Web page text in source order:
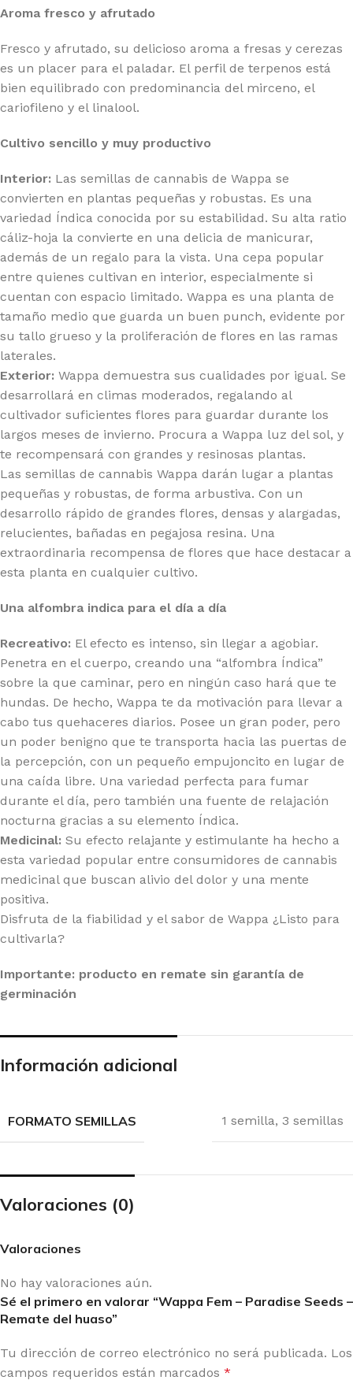
Aroma fresco y afrutado
Fresco y afrutado, su delicioso aroma a fresas y cerezas
es un placer para el paladar. El perfil de terpenos está
bien equilibrado con predominancia del mirceno, el
cariofileno y el linalool.
Cultivo sencillo y muy productivo
Interior: Las semillas de cannabis de Wappa se
convierten en plantas pequeñas y robustas. Es una
variedad Índica conocida por su estabilidad. Su alta ratio
cáliz-hoja la convierte en una delicia de manicurar,
además de un regalo para la vista. Una cepa popular
entre quienes cultivan en interior, especialmente si
cuentan con espacio limitado. Wappa es una planta de
tamaño medio que guarda un buen punch, evidente por
su tallo grueso y la proliferación de flores en las ramas
laterales.
Exterior: Wappa demuestra sus cualidades por igual. Se
desarrollará en climas moderados, regalando al
cultivador suficientes flores para guardar durante los
largos meses de invierno. Procura a Wappa luz del sol, y
te recompensará con grandes y resinosas plantas.
Las semillas de cannabis Wappa darán lugar a plantas
pequeñas y robustas, de forma arbustiva. Con un
desarrollo rápido de grandes flores, densas y alargadas,
relucientes, bañadas en pegajosa resina. Una
extraordinaria recompensa de flores que hace destacar a
esta planta en cualquier cultivo.
Una alfombra indica para el día a día
Recreativo: El efecto es intenso, sin llegar a agobiar.
Penetra en el cuerpo, creando una “alfombra Índica”
sobre la que caminar, pero en ningún caso hará que te
hundas. De hecho, Wappa te da motivación para llevar a
cabo tus quehaceres diarios. Posee un gran poder, pero
un poder benigno que te transporta hacia las puertas de
la percepción, con un pequeño empujoncito en lugar de
una caída libre. Una variedad perfecta para fumar
durante el día, pero también una fuente de relajación
nocturna gracias a su elemento Índica.
Medicinal: Su efecto relajante y estimulante ha hecho a
esta variedad popular entre consumidores de cannabis
medicinal que buscan alivio del dolor y una mente
positiva.
Disfruta de la fiabilidad y el sabor de Wappa ¿Listo para
cultivarla?
Importante: producto en remate sin garantía de
germinación
Información adicional
FORMATO SEMILLAS 1 semilla, 3 semillas
Valoraciones (0)
Valoraciones
No hay valoraciones aún.
Sé el primero en valorar “Wappa Fem – Paradise Seeds –
Remate del huaso”
Tu dirección de correo electrónico no será publicada. Los
campos requeridos están marcados *